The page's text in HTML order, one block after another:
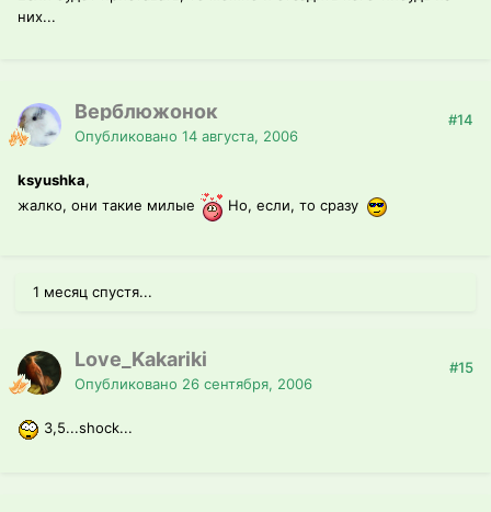
них...
Верблюжонок
Опубликовано 14 августа, 2006
#14
ksyushka,
жалко, они такие милые
Но, если, то сразу
1 месяц спустя...
Love_Kakariki
Опубликовано 26 сентября, 2006
#15
3,5...shock...